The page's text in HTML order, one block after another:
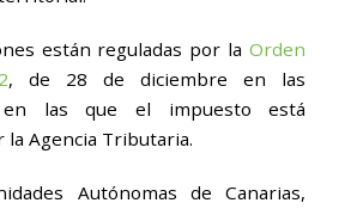
están reguladas por la Orden
, de 28 de diciembre en las
en las que el impuesto está
la Agencia Tributaria.
Autónomas de Canarias,